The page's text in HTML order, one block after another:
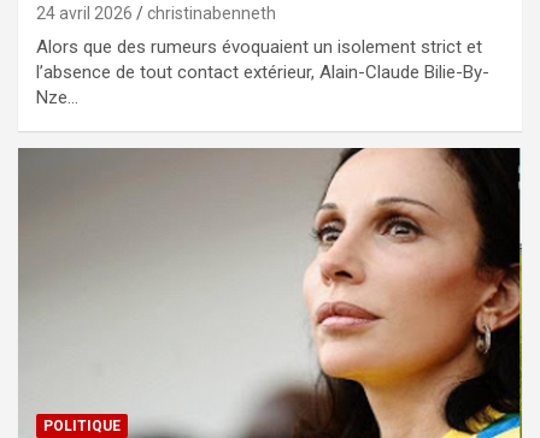
24 avril 2026 christinabenneth
Alors que des rumeurs évoquaient un isolement strict et
l’absence de tout contact extérieur, Alain-Claude Bilie-By-
Nze…
POLITIQUE